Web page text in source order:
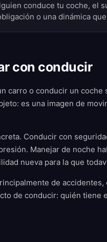
conduce tu coche, el
o una dinámica
con conducir
carro o conducir un
es una imagen de
Conducir con
Manejar de noche
nueva para la que
de
de conducir: quién